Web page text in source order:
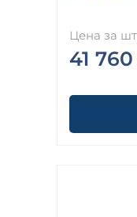
Цена за
41